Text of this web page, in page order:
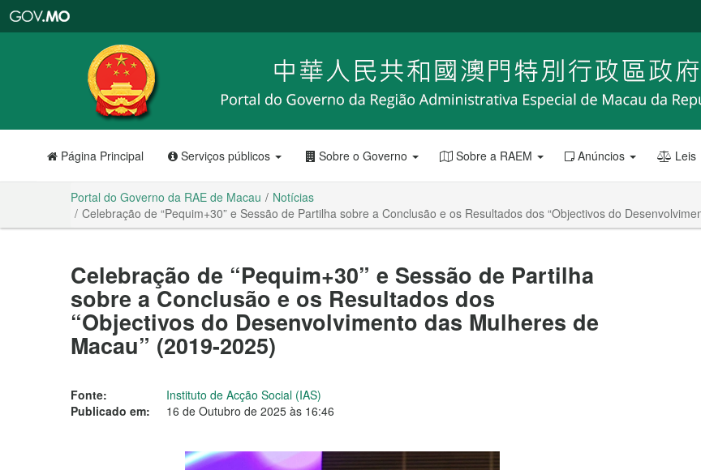
RAE
de
Macau
Página Principal Serviços públicos Sobre o Governo Sobre a RAEM Anúncios Leis
Portal do Governo da RAE de Macau
Notícias
Celebração de “Pequim+30” e Sessão de Partilha sobre a Conclusão e os Resultados dos “Objectivos do
Celebração de “Pequim+30” e Sessão de Partilha
sobre a Conclusão e os Resultados dos
“Objectivos do Desenvolvimento das Mulheres de
Macau” (2019-2025)
Fonte:
Instituto de Acção Social (IAS)
Publicado em:
16 de Outubro de 2025 às 16:46